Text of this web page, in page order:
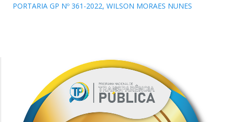
PORTARIA GP Nº 361-2022, WILSON MORAES NUNES